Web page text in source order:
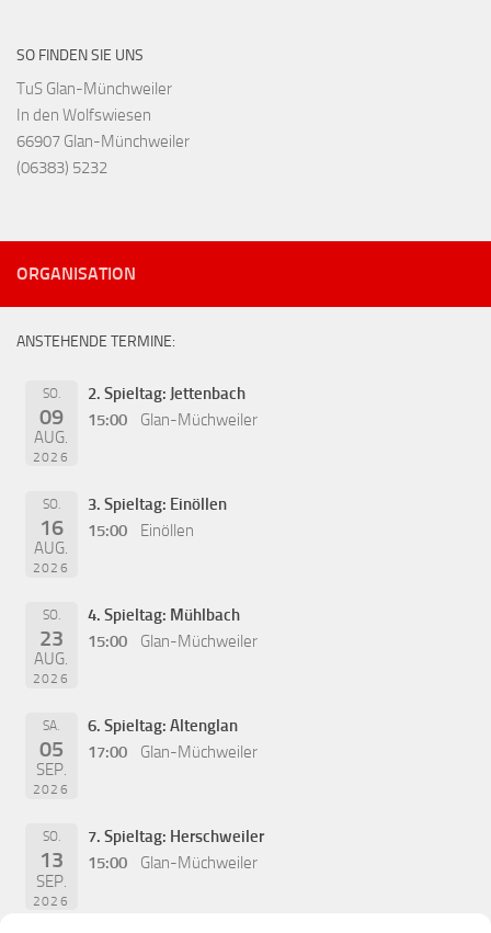
SO FINDEN SIE UNS
TuS Glan-Münchweiler
In den Wolfswiesen
66907 Glan-Münchweiler
(06383) 5232
ORGANISATION
ANSTEHENDE TERMINE:
SO.
09
AUG.
2026
2. Spieltag: Jettenbach
15:00
Glan-Müchweiler
SO.
16
AUG.
2026
3. Spieltag: Einöllen
15:00
Einöllen
SO.
23
AUG.
2026
4. Spieltag: Mühlbach
15:00
Glan-Müchweiler
SA.
05
SEP.
2026
6. Spieltag: Altenglan
17:00
Glan-Müchweiler
SO.
13
SEP.
2026
7. Spieltag: Herschweiler
15:00
Glan-Müchweiler